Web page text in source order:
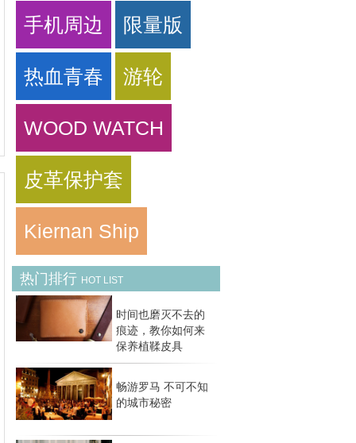
手机周边 限量版
热血青春 游轮
WOOD WATCH
皮革保护套
Kiernan Ship
热门排行 HOT LIST
时间也磨灭不去的
痕迹，教你如何来
保养植鞣皮具
畅游罗马 不可不知
的城市秘密